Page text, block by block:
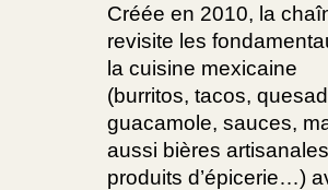
Créée en 2010, la
revisite les
la cuisine mexicaine
(burritos, tacos,
guacamole, sauces,
aussi bières
produits d’épicerie…)